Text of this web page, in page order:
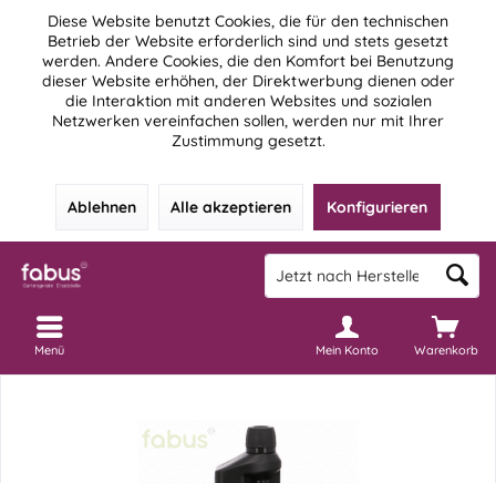
Diese Website benutzt Cookies, die für den technischen
Betrieb der Website erforderlich sind und stets gesetzt
werden. Andere Cookies, die den Komfort bei Benutzung
dieser Website erhöhen, der Direktwerbung dienen oder
die Interaktion mit anderen Websites und sozialen
Netzwerken vereinfachen sollen, werden nur mit Ihrer
Zustimmung gesetzt.
Ablehnen Alle akzeptieren Konfigurieren
Warenkorb
Mein Konto
Menü